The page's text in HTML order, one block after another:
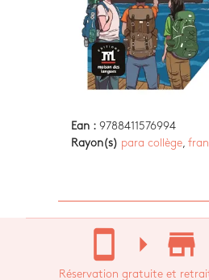
Ean : 9788411576994
Rayon(s) para collège
stay_current_portrait arrow_right store_mall_directory
Réservation gratuite et